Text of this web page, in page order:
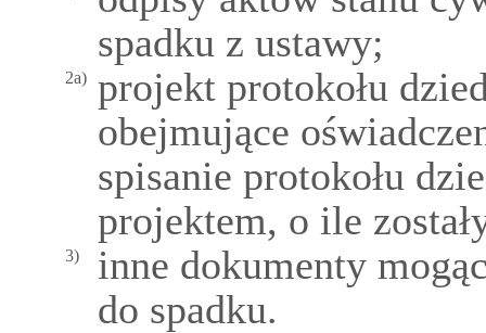
spadku z ustawy;
2a) projekt protokołu
obejmujące
spisanie protokołu
projektem, o ile
3)
inne dokumenty
do spadku.